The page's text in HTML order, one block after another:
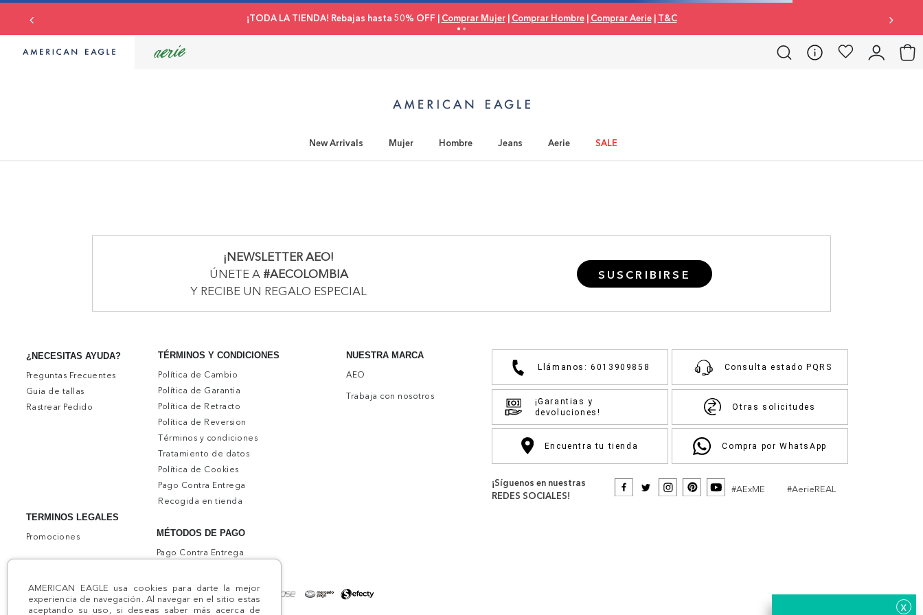
AMERICAN EAGLE usa cookies para darte la mejor
experiencia de navegación. Al navegar en el sitio estas
aceptando su uso, si deseas saber más acerca de
¡TODA LA TIENDA! Rebajas hasta 50% OFF | Comprar Mujer| Comprar Hombre| Comprar Aerie| T&C
New Arrivals Mujer Hombre Jeans Aerie SALE
x
¡NEWSLETTER AEO!
ÚNETE A #AECOLOMBIA
Y RECIBE UN REGALO ESPECIAL
SUSCRIBIRSE
¿NECESITAS AYUDA?
Preguntas Frecuentes
Guia de tallas
Rastrear Pedido
TERMINOS LEGALES
Promociones
TÉRMINOS Y CONDICIONES
Política de Cambio
Política de Garantia
Política de Retracto
Política de Reversion
Términos y condiciones
Tratamiento de datos
Política de Cookies
Pago Contra Entrega
Recogida en tienda
NUESTRA MARCA
AEO
Trabaja con nosotros
MÉTODOS DE PAGO
Pago Contra Entrega
Llámanos: 6013909858 Consulta estado PQRS
¡Garantias y
devoluciones!
Otras solicitudes
Encuentra tu tienda Compra por WhatsApp
¡Síguenos en nuestras
REDES SOCIALES!
#AExME #AerieREAL